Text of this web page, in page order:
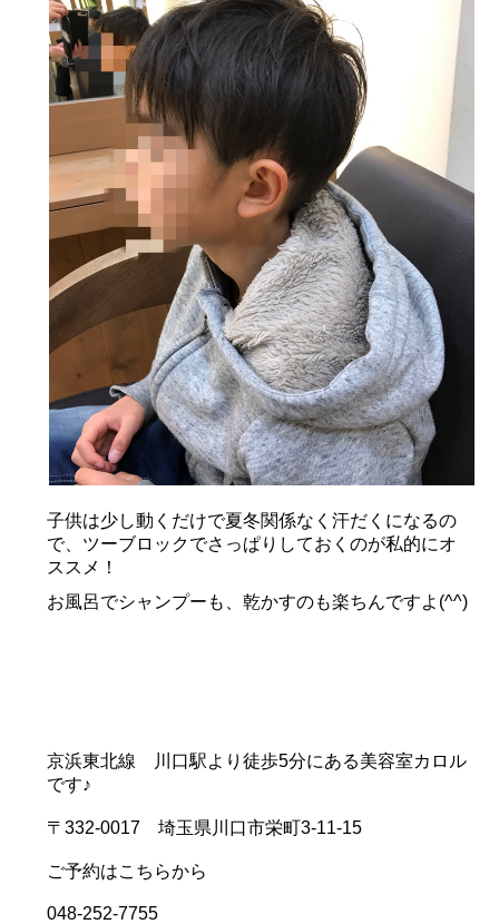
子供は少し動くだけで夏冬関係なく汗だくになるの
で、ツーブロックでさっぱりしておくのが私的にオ
ススメ！
お風呂でシャンプーも、乾かすのも楽ちんですよ(^^)
京浜東北線 川口駅より徒歩5分にある美容室カロル
です♪
〒332-0017 埼玉県川口市栄町3-11-15
ご予約はこちらから
048-252-7755